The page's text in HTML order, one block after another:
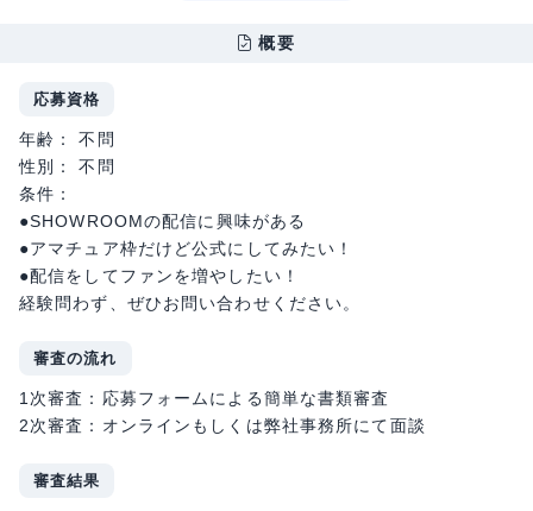
概要
応募資格
年齢： 不問
性別： 不問
条件：
●SHOWROOMの配信に興味がある
●アマチュア枠だけど公式にしてみたい！
●配信をしてファンを増やしたい！
経験問わず、ぜひお問い合わせください。
審査の流れ
1次審査：応募フォームによる簡単な書類審査
2次審査：オンラインもしくは弊社事務所にて面談
審査結果